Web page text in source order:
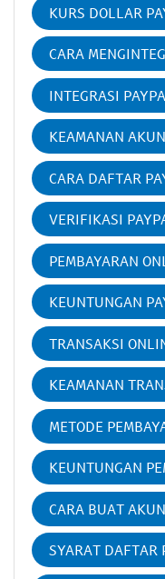
KURS DOLLAR
CARA
INTEGRASI
KEAMANAN
CARA DAFTAR
VERIFIKASI
PEMBAYARAN
KEUNTUNGAN
TRANSAKSI
KEAMANAN
METODE
KEUNTUNGAN
CARA BUAT
SYARAT DAFTAR